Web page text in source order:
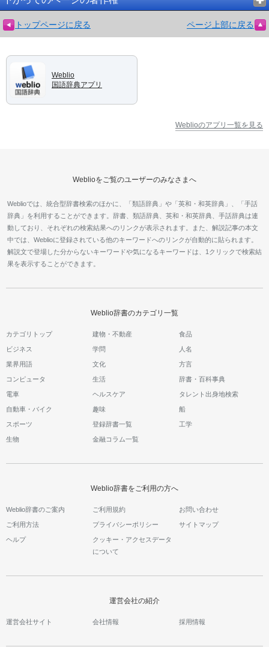
トップページに戻る ページ上部に戻る
Weblio
国語辞典アプリ
Weblioのアプリ一覧を見る
Weblioをご覧のユーザーのみなさまへ
Weblioでは、統合型辞書検索のほかに、「類語辞典」や「英和・和英辞典」、「手話
辞典」を利用することができます。辞書、類語辞典、英和・和英辞典、手話辞典は連
動しており、それぞれの検索結果へのリンクが表示されます。また、解説記事の本文
中では、Weblioに登録されている他のキーワードへのリンクが自動的に貼られます。
解説文で登場した分からないキーワードや気になるキーワードは、1クリックで検索結
果を表示することができます。
Weblio辞書のカテゴリ一覧
カテゴリトップ 建物・不動産 食品
ビジネス 学問 人名
業界用語 文化 方言
コンピュータ 生活 辞書・百科事典
電車 ヘルスケア タレント出身地検索
自動車・バイク 趣味 船
スポーツ 登録辞書一覧 工学
生物 金融コラム一覧
Weblio辞書をご利用の方へ
Weblio辞書のご案内 ご利用規約 お問い合わせ
ご利用方法 プライバシーポリシー サイトマップ
ヘルプ
クッキー・アクセスデータ
について
運営会社の紹介
運営会社サイト 会社情報 採用情報